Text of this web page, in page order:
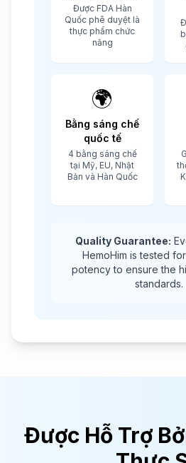
Được FDA Hàn
Quốc phê duyệt là
thực phẩm chức
năng
🌍
Bằng sáng chế
quốc tế
4 bằng sáng chế
tại Mỹ, EU, Nhật
Bản và Hàn Quốc
Quality Guarantee:
HemoHim is tested
potency to ensure the
standards.
Được Hỗ Trợ